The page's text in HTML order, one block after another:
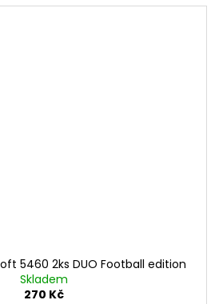
5460 2ks DUO Football edition
Skladem
270 Kč